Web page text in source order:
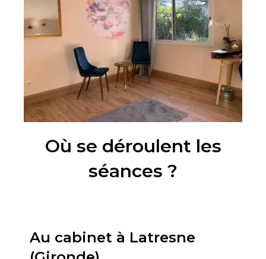
Où se déroulent les
séances ?
Au cabinet à Latresne